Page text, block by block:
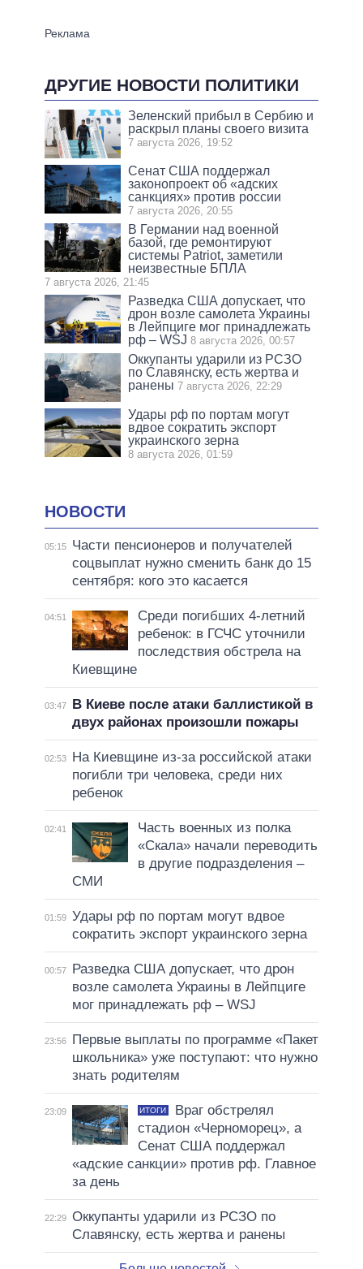
ДРУГИЕ НОВОСТИ ПОЛИТИКИ
Зеленский прибыл в Сербию и
раскрыл планы своего визита
7 августа 2026, 19:52
Сенат США поддержал
законопроект об «адских
санкциях» против россии
7 августа 2026, 20:55
В Германии над военной
базой, где ремонтируют
системы Patriot, заметили
неизвестные БПЛА
7 августа 2026, 21:45
Разведка США допускает, что
дрон возле самолета Украины
в Лейпциге мог принадлежать
рф – WSJ 8 августа 2026, 00:57
Оккупанты ударили из РСЗО
по Славянску, есть жертва и
ранены 7 августа 2026, 22:29
Удары рф по портам могут
вдвое сократить экспорт
украинского зерна
8 августа 2026, 01:59
НОВОСТИ
05:15
Части пенсионеров и получателей
соцвыплат нужно сменить банк до 15
сентября: кого это касается
04:51
Среди погибших 4-летний
ребенок: в ГСЧС уточнили
последствия обстрела на
Киевщине
03:47
В Киеве после атаки баллистикой в
двух районах произошли пожары
02:53
На Киевщине из-за российской атаки
погибли три человека, среди них
ребенок
02:41
Часть военных из полка
«Скала» начали переводить
в другие подразделения –
СМИ
01:59 Удары рф по портам могут вдвое
сократить экспорт украинского зерна
00:57
Разведка США допускает, что дрон
возле самолета Украины в Лейпциге
мог принадлежать рф – WSJ
23:56
Первые выплаты по программе «Пакет
школьника» уже поступают: что нужно
знать родителям
23:09 ИТОГИ
Враг обстрелял
стадион «Черноморец», а
Сенат США поддержал
«адские санкции» против рф. Главное
за день
22:29 Оккупанты ударили из РСЗО по
Славянску, есть жертва и ранены